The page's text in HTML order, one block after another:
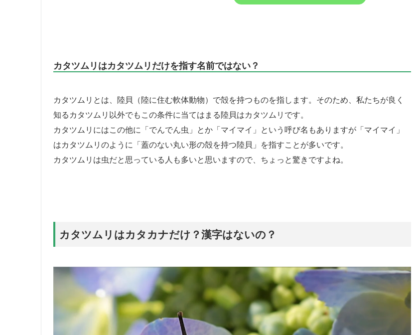
カタツムリはカタツムリだけを指す名前ではない？
カタツムリとは、陸貝（陸に住む軟体動物）で殻を持つものを指します。そのため、私たちが良く
知るカタツムリ以外でもこの条件に当てはまる陸貝はカタツムリです。
カタツムリにはこの他に「でんでん虫」とか「マイマイ」という呼び名もありますが「マイマイ」
はカタツムリのように「蓋のない丸い形の殻を持つ陸貝」を指すことが多いです。
カタツムリは虫だと思っている人も多いと思いますので、ちょっと驚きですよね。
カタツムリはカタカナだけ？漢字はないの？